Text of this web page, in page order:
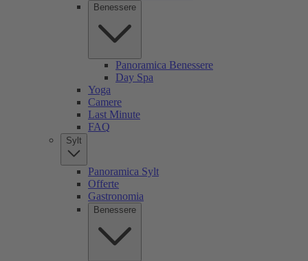
Benessere
Panoramica Benessere
Day Spa
Yoga
Camere
Last Minute
FAQ
Sylt
Panoramica Sylt
Offerte
Gastronomia
Benessere